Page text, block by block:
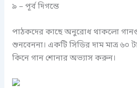
৯ – পূর্ব দিগন্তে
পাঠকদের কাছে অনুরোধ থাকলো
শুনবেননা। একটি সিডির দাম মাত্র ৬০
কিনে গান শোনার অভ্যাস করুন।